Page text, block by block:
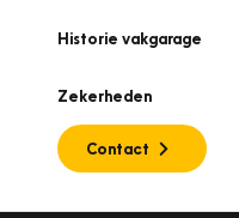
Historie vakgarage
Zekerheden
Contact